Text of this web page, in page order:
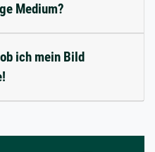
Medium?
ich mein Bild